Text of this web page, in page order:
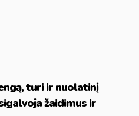
turi ir nuolatinį
žaidimus ir